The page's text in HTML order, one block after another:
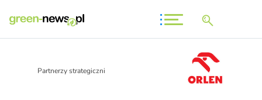
Partnerzy strategiczni